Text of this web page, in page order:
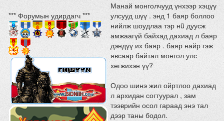
*** Форумын удирдагч ***
Манай монголчууд үнхээр хэцүү
улсууд шүү . энд 1 баяр боллоо
нийлж шоудлаа тэр нü дуусж
амжаагүй байхад дахиад л баяр
дэндүү их баяр . баяр найр гэж
явсаар байтал монгол улс
хөгжихэн үү?
Одоо шинэ жил ойртлоо дахиад
л архидан согтуурал , зам
тээврийн осол гараад энэ тал
дээр таны бодол.